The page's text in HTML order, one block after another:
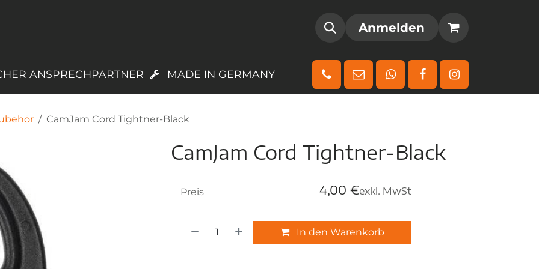
REGISTRIEREN
Anmelden
ANSPRECHPARTNER MADE IN GERMANY
CamJam Cord Tightner-Black
CamJam Cord Tightner-Black
In den Warenkorb
Preis 4,00 €exkl. MwSt